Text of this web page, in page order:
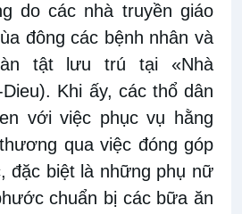
do các nhà truyền giáo
đông các bệnh nhân và
tật lưu trú tại «Nhà
Khi ấy, các thổ dân
với việc phục vụ hằng
qua việc đóng góp
đặc biệt là những phụ nữ
chuẩn bị các bữa ăn